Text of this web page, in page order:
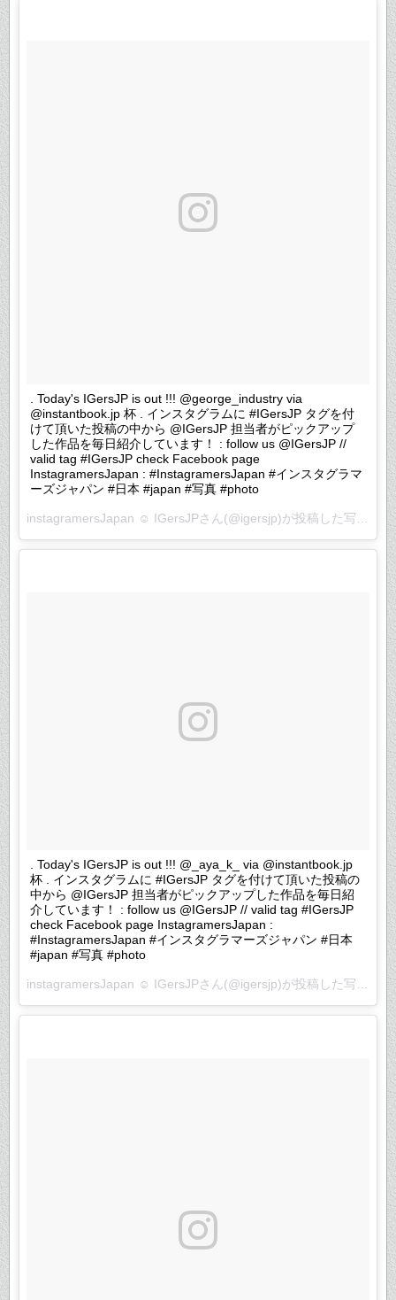
. Today's IGersJP is out !!! @george_industry via
@instantbook.jp 杯 . インスタグラムに #IGersJP タグを付
けて頂いた投稿の中から @IGersJP 担当者がピックアップ
した作品を毎日紹介しています！ : follow us @IGersJP //
valid tag #IGersJP check Facebook page
InstagramersJapan : #InstagramersJapan #インスタグラマ
ーズジャパン #日本 #japan #写真 #photo
instagramersJapan ☺︎ IGersJPさん(@igersjp)が投稿した写真 –
. Today's IGersJP is out !!! @_aya_k_ via @instantbook.jp
杯 . インスタグラムに #IGersJP タグを付けて頂いた投稿の
中から @IGersJP 担当者がピックアップした作品を毎日紹
介しています！ : follow us @IGersJP // valid tag #IGersJP
check Facebook page InstagramersJapan :
#InstagramersJapan #インスタグラマーズジャパン #日本
#japan #写真 #photo
instagramersJapan ☺︎ IGersJPさん(@igersjp)が投稿した写真 –